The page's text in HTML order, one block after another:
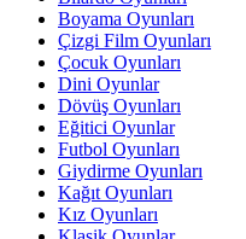
Boyama Oyunları
Çizgi Film Oyunları
Çocuk Oyunları
Dini Oyunlar
Dövüş Oyunları
Eğitici Oyunlar
Futbol Oyunları
Giydirme Oyunları
Kağıt Oyunları
Kız Oyunları